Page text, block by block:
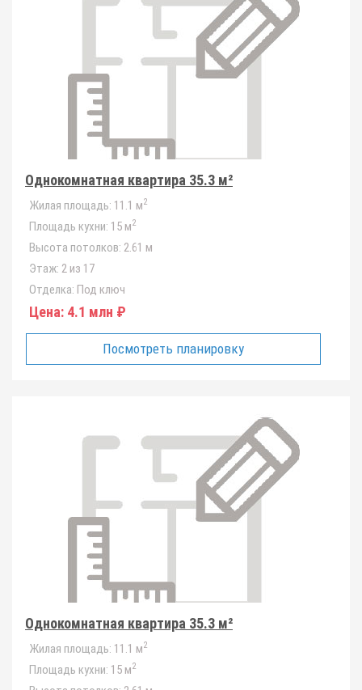
Однокомнатная квартира 35.3 м²
Жилая площадь: 11.1 м2
Площадь кухни: 15 м2
Высота потолков: 2.61 м
Этаж: 2 из 17
Отделка: Под ключ
Цена: 4.1 млн ₽
Посмотреть планировку
Однокомнатная квартира 35.3 м²
Жилая площадь: 11.1 м2
Площадь кухни: 15 м2